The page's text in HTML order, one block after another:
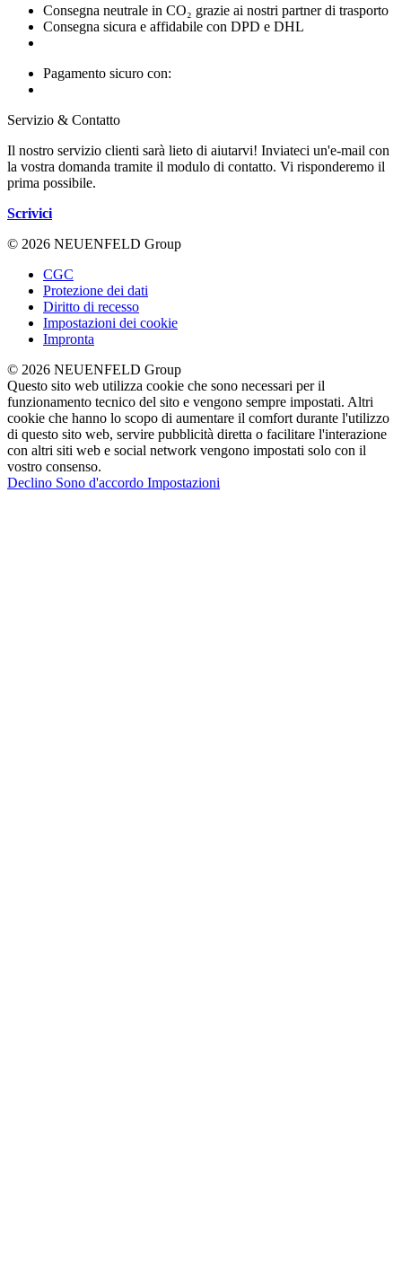
Consegna neutrale in CO₂ grazie ai nostri partner di trasporto
Consegna sicura e affidabile con DPD e DHL
Pagamento sicuro con:
Servizio & Contatto
Il nostro servizio clienti sarà lieto di aiutarvi! Inviateci un'e-mail con
la vostra domanda tramite il modulo di contatto. Vi risponderemo il
prima possibile.
Scrivici
© 2026 NEUENFELD Group
CGC
Protezione dei dati
Diritto di recesso
Impostazioni dei cookie
Impronta
© 2026 NEUENFELD Group
Questo sito web utilizza cookie che sono necessari per il
funzionamento tecnico del sito e vengono sempre impostati. Altri
cookie che hanno lo scopo di aumentare il comfort durante l'utilizzo
di questo sito web, servire pubblicità diretta o facilitare l'interazione
con altri siti web e social network vengono impostati solo con il
vostro consenso.
Declino Sono d'accordo Impostazioni